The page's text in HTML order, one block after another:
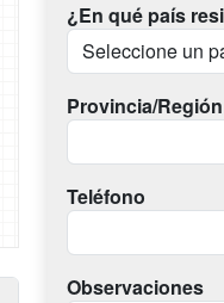
¿En qué país
Provincia/Región
Teléfono
Observaciones